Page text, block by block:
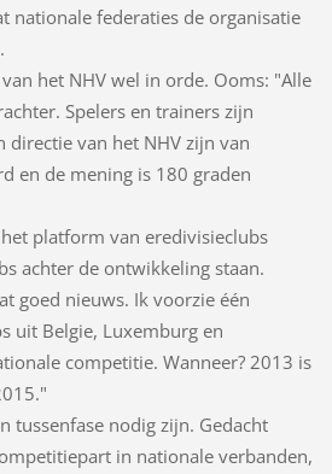
nationale federaties de organisatie
het NHV wel in orde. Ooms: "Alle
Spelers en trainers zijn
directie van het NHV zijn van
en de mening is 180 graden
platform van eredivisieclubs
achter de ontwikkeling staan.
goed nieuws. Ik voorzie één
uit Belgie, Luxemburg en
competitie. Wanneer? 2013 is
tussenfase nodig zijn. Gedacht
in nationale verbanden,